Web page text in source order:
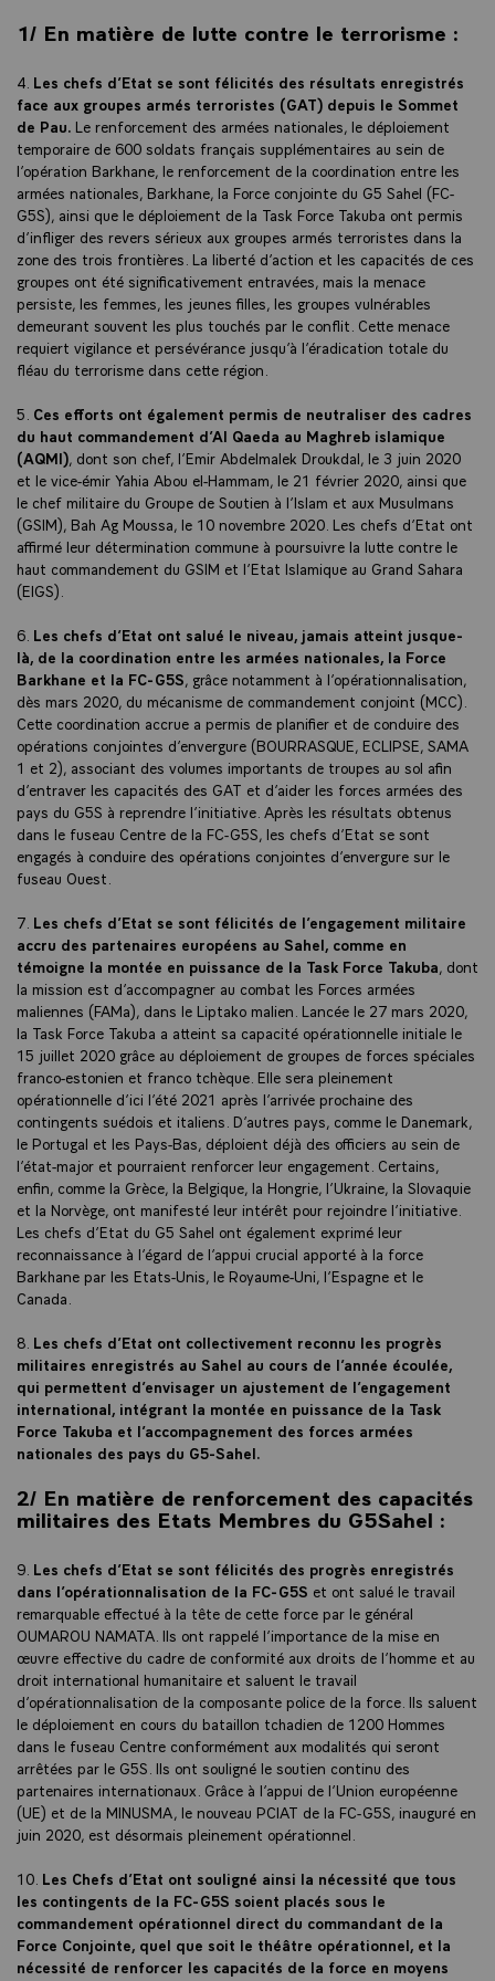
1/ En matière de lutte contre le terrorisme :
4. Les chefs d’Etat se sont félicités des résultats enregistrés
face aux groupes armés terroristes (GAT) depuis le Sommet
de Pau. Le renforcement des armées nationales, le déploiement
temporaire de 600 soldats français supplémentaires au sein de
l’opération Barkhane, le renforcement de la coordination entre les
armées nationales, Barkhane, la Force conjointe du G5 Sahel (FC-
G5S), ainsi que le déploiement de la Task Force Takuba ont permis
d’infliger des revers sérieux aux groupes armés terroristes dans la
zone des trois frontières. La liberté d’action et les capacités de ces
groupes ont été significativement entravées, mais la menace
persiste, les femmes, les jeunes filles, les groupes vulnérables
demeurant souvent les plus touchés par le conflit. Cette menace
requiert vigilance et persévérance jusqu’à l’éradication totale du
fléau du terrorisme dans cette région.
5. Ces efforts ont également permis de neutraliser des cadres
du haut commandement d’Al Qaeda au Maghreb islamique
(AQMI), dont son chef, l’Emir Abdelmalek Droukdal, le 3 juin 2020
et le vice-émir Yahia Abou el-Hammam, le 21 février 2020, ainsi que
le chef militaire du Groupe de Soutien à l’Islam et aux Musulmans
(GSIM), Bah Ag Moussa, le 10 novembre 2020. Les chefs d’Etat ont
affirmé leur détermination commune à poursuivre la lutte contre le
haut commandement du GSIM et l’Etat Islamique au Grand Sahara
(EIGS).
6. Les chefs d’Etat ont salué le niveau, jamais atteint jusque-
là, de la coordination entre les armées nationales, la Force
Barkhane et la FC-G5S, grâce notamment à l’opérationnalisation,
dès mars 2020, du mécanisme de commandement conjoint (MCC).
Cette coordination accrue a permis de planifier et de conduire des
opérations conjointes d’envergure (BOURRASQUE, ECLIPSE, SAMA
1 et 2), associant des volumes importants de troupes au sol afin
d’entraver les capacités des GAT et d’aider les forces armées des
pays du G5S à reprendre l’initiative. Après les résultats obtenus
dans le fuseau Centre de la FC-G5S, les chefs d’Etat se sont
engagés à conduire des opérations conjointes d’envergure sur le
fuseau Ouest.
7. Les chefs d’Etat se sont félicités de l’engagement militaire
accru des partenaires européens au Sahel, comme en
témoigne la montée en puissance de la Task Force Takuba, dont
la mission est d’accompagner au combat les Forces armées
maliennes (FAMa), dans le Liptako malien. Lancée le 27 mars 2020,
la Task Force Takuba a atteint sa capacité opérationnelle initiale le
15 juillet 2020 grâce au déploiement de groupes de forces spéciales
franco-estonien et franco tchèque. Elle sera pleinement
opérationnelle d’ici l’été 2021 après l’arrivée prochaine des
contingents suédois et italiens. D’autres pays, comme le Danemark,
le Portugal et les Pays-Bas, déploient déjà des officiers au sein de
l’état-major et pourraient renforcer leur engagement. Certains,
enfin, comme la Grèce, la Belgique, la Hongrie, l’Ukraine, la Slovaquie
et la Norvège, ont manifesté leur intérêt pour rejoindre l’initiative.
Les chefs d’Etat du G5 Sahel ont également exprimé leur
reconnaissance à l’égard de l’appui crucial apporté à la force
Barkhane par les Etats-Unis, le Royaume-Uni, l’Espagne et le
Canada.
8. Les chefs d’Etat ont collectivement reconnu les progrès
militaires enregistrés au Sahel au cours de l’année écoulée,
qui permettent d’envisager un ajustement de l’engagement
international, intégrant la montée en puissance de la Task
Force Takuba et l’accompagnement des forces armées
nationales des pays du G5-Sahel.
2/ En matière de renforcement des capacités
militaires des Etats Membres du G5Sahel :
9. Les chefs d’Etat se sont félicités des progrès enregistrés
dans l’opérationnalisation de la FC-G5S et ont salué le travail
remarquable effectué à la tête de cette force par le général
OUMAROU NAMATA. Ils ont rappelé l’importance de la mise en
œuvre effective du cadre de conformité aux droits de l’homme et au
droit international humanitaire et saluent le travail
d’opérationnalisation de la composante police de la force. Ils saluent
le déploiement en cours du bataillon tchadien de 1200 Hommes
dans le fuseau Centre conformément aux modalités qui seront
arrêtées par le G5S. Ils ont souligné le soutien continu des
partenaires internationaux. Grâce à l’appui de l’Union européenne
(UE) et de la MINUSMA, le nouveau PCIAT de la FC-G5S, inauguré en
juin 2020, est désormais pleinement opérationnel.
10. Les Chefs d’Etat ont souligné ainsi la nécessité que tous
les contingents de la FC-G5S soient placés sous le
commandement opérationnel direct du commandant de la
Force Conjointe, quel que soit le théâtre opérationnel, et la
nécessité de renforcer les capacités de la force en moyens